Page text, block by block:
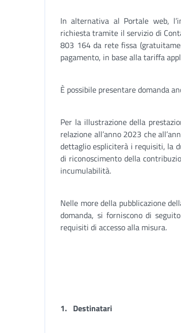
In alternativa al Portale web,
richiesta tramite il servizio di
803 164 da rete fissa
pagamento, in base alla tariffa
È possibile presentare domanda
Per la illustrazione della
relazione all’anno 2023 che
dettaglio espliciterà i requisiti, la
di riconoscimento della
incumulabilità.
Nelle more della pubblicazione
domanda, si forniscono di
requisiti di accesso alla misura.
1. Destinatari